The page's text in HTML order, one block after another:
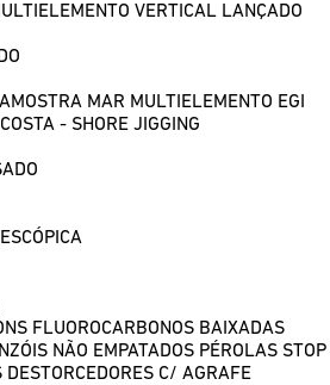
VERTICAL LANÇADO
AMOSTRA MAR MULTIELEMENTO EGI
- SHORE JIGGING
FLUOROCARBONOS BAIXADAS
NÃO EMPATADOS PÉROLAS STOP
DESTORCEDORES C/ AGRAFE